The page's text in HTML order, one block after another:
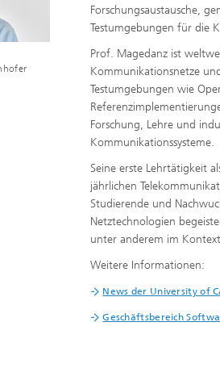
Forschungsaustausche,
Testumgebungen für die
Prof. Magedanz ist
Kommunikationsnetze
Testumgebungen wie
Forschung, Lehre und
Kommunikationssysteme.
Seine erste Lehrtätigkeit
jährlichen
Studierende und
Netztechnologien
unter anderem im
Weitere Informationen:
News der University of
Geschäftsbereich